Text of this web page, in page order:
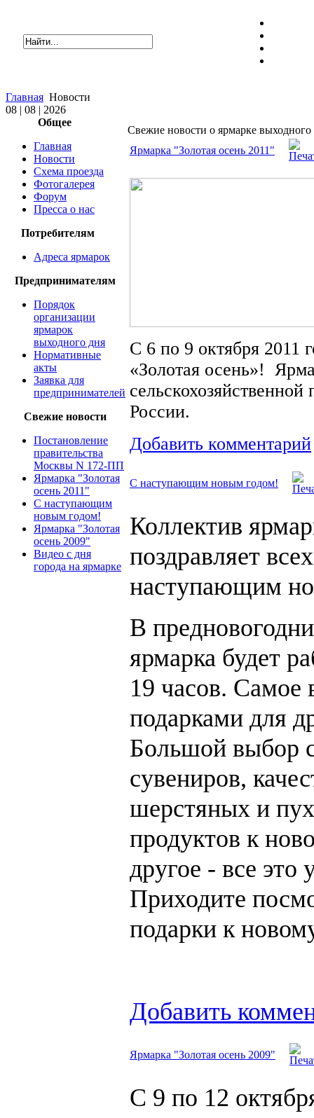
Главная Новости
08 | 08 | 2026
Общее
Главная
Новости
Схема проезда
Фотогалерея
Форум
Пресса о нас
Потребителям
Адреса ярмарок
Предпринимателям
Порядок
организации
ярмарок
выходного дня
Нормативные
акты
Заявка для
предпринимателей
Свежие новости
Постановление
правительства
Москвы N 172-ПП
Ярмарка "Золотая
осень 2011"
С наступающим
новым годом!
Ярмарка "Золотая
осень 2009"
Видео с дня
города на ярмарке
Свежие новости о ярмарке выходного
Ярмарка "Золотая осень 2011"
С 6 по 9 октября 2011
«Золотая осень»!
России.
Добавить комментарий
С наступающим новым годом!
Коллектив
поздравляет
наступающим
В
ярмарка будет
19 часов. Самое
подарками для
Большой выбор
сувениров,
шерстяных и
продуктов к
другое - все это
Приходите
подарки к
Добавить
Ярмарка "Золотая осень 2009"
С 9 по 12